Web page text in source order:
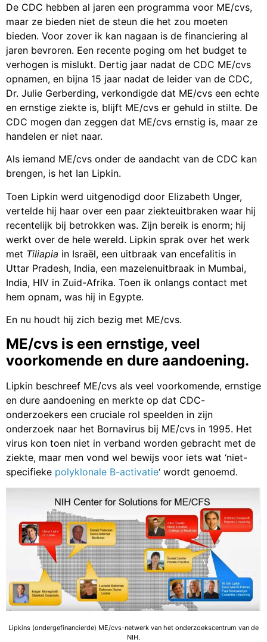
De CDC hebben al jaren een programma voor ME/cvs,
maar ze bieden niet de steun die het zou moeten
bieden. Voor zover ik kan nagaan is de financiering al
jaren bevroren. Een recente poging om het budget te
verhogen is mislukt. Dertig jaar nadat de CDC ME/cvs
opnamen, en bijna 15 jaar nadat de leider van de CDC,
Dr. Julie Gerberding, verkondigde dat ME/cvs een echte
en ernstige ziekte is, blijft ME/cvs er gehuld in stilte. De
CDC mogen dan zeggen dat ME/cvs ernstig is, maar ze
handelen er niet naar.
Als iemand ME/cvs onder de aandacht van de CDC kan
brengen, is het Ian Lipkin.
Toen Lipkin werd uitgenodigd door Elizabeth Unger,
vertelde hij haar over een paar ziekteuitbraken waar hij
recentelijk bij betrokken was. Zijn bereik is enorm; hij
werkt over de hele wereld. Lipkin sprak over het werk
met Tiliapia in Israël, een uitbraak van encefalitis in
Uttar Pradesh, India, een mazelenuitbraak in Mumbai,
India, HIV in Zuid-Afrika. Toen ik onlangs contact met
hem opnam, was hij in Egypte.
En nu houdt hij zich bezig met ME/cvs.
ME/cvs is een ernstige, veel
voorkomende en dure aandoening.
Lipkin beschreef ME/cvs als veel voorkomende, ernstige
en dure aandoening en merkte op dat CDC-
onderzoekers een cruciale rol speelden in zijn
onderzoek naar het Bornavirus bij ME/cvs in 1995. Het
virus kon toen niet in verband worden gebracht met de
ziekte, maar men vond wel bewijs voor iets wat ‘niet-
specifieke polyklonale B-activatie‘ wordt genoemd.
Lipkins (ondergefinancierde) ME/cvs-netwerk van het onderzoekscentrum van de
NIH.